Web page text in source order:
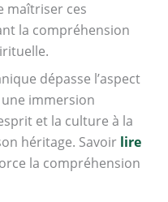
maîtriser ces
la compréhension
dépasse l’aspect
immersion
et la culture à la
héritage. Savoir lire
la compréhension